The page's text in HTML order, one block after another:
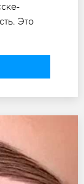
Это